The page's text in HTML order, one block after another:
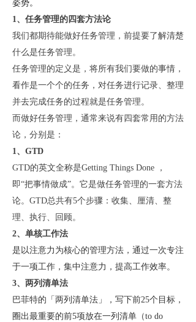
姿势。
1、任务管理的四套方法论
我们都期待能做好任务管理，前提要了解清楚
什么是任务管理。
任务管理的定义是，将所有我们要做的事情，
看作是一个个的任务，对任务进行记录、整理
并去完成任务的过程就是任务管理。
而做好任务管理，通常来说有四套常用的方法
论，分别是：
1、GTD
GTD的英文全称是Getting Things Done ，
即“把事情做成”。它是做任务管理的一套方法
论。GTD总共有5个步骤：收集、厘清、整
理、执行、回顾。
2、单核工作法
是以注意力为核心的管理方法，通过一次专注
于一项工作，集中注意力，提高工作效率。
3、两列清单法
巴菲特的「两列清单法」，写下前25个目标，
圈出最重要的前5项放在一列清单（to do